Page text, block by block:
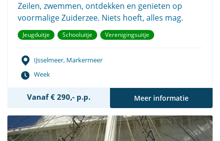
Zeilen, zwemmen, ontdekken en genieten op
voormalige Zuiderzee. Niets hoeft, alles mag.
Jeugduitje Schooluitje Verenigingsuitje
IJsselmeer, Markermeer
Week
Vanaf € 290,- p.p. Meer informatie